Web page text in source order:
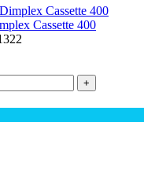
Cassette 400
+